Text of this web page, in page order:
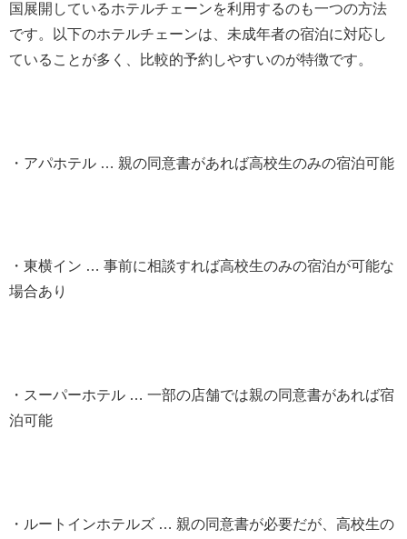
国展開しているホテルチェーンを利用するのも一つの方法
です。以下のホテルチェーンは、未成年者の宿泊に対応し
ていることが多く、比較的予約しやすいのが特徴です。
・アパホテル … 親の同意書があれば高校生のみの宿泊可能
・東横イン … 事前に相談すれば高校生のみの宿泊が可能な
場合あり
・スーパーホテル … 一部の店舗では親の同意書があれば宿
泊可能
・ルートインホテルズ … 親の同意書が必要だが、高校生の